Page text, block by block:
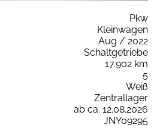
Pkw
Kleinwagen
Aug / 2022
Schaltgetriebe
17.902 km
5
Weiß
Zentrallager
ab ca. 12.08.2026
JNY09295